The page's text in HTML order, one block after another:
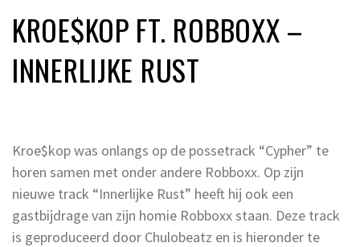
KROE$KOP FT. ROBBOXX –
INNERLIJKE RUST
Kroe$kop was onlangs op de possetrack “Cypher” te
horen samen met onder andere Robboxx. Op zijn
nieuwe track “Innerlijke Rust” heeft hij ook een
gastbijdrage van zijn homie Robboxx staan. Deze track
is geproduceerd door Chulobeatz en is hieronder te